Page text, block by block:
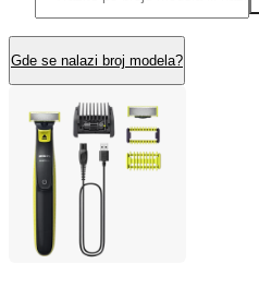
Gde se nalazi broj modela?